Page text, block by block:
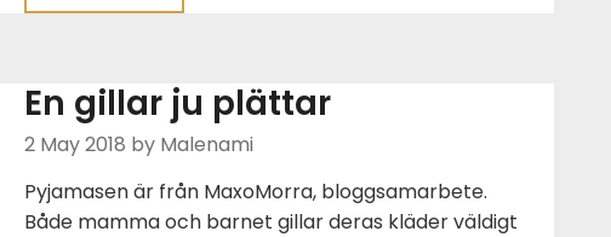
En gillar ju plättar
2 May 2018 by Malenami
Pyjamasen är från MaxoMorra, bloggsamarbete.
Både mamma och barnet gillar deras kläder väldigt